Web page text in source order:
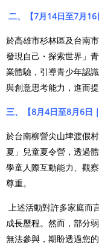
二、【7月14日至7月16
於高雄市杉林區及台南
發現自己・探索世界」
業體驗，引導青少年認
與創意思考能力，進而
三、【8月4日至8月6日
於台南柳營尖山埤渡假
夏」兒童夏令營，透過
學童人際互動能力、觀
尊重。
上述活動對許多家庭而
成長歷程。然而，部分
無法參與，期盼透過您